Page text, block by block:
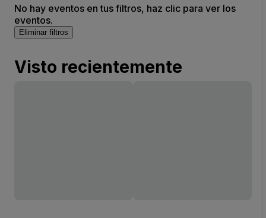
No hay eventos en tus filtros, haz clic para ver los
eventos.
Eliminar filtros
Visto recientemente